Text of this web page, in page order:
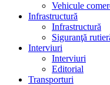
Vehicule
Infrastructură
Infrastructură
Siguranţă
Interviuri
Interviuri
Editorial
Transporturi